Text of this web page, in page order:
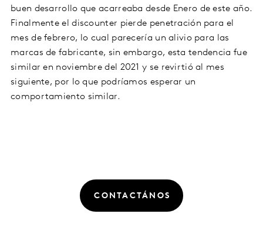
buen desarrollo que acarreaba desde Enero de este año.
Finalmente el discounter pierde penetración para el
mes de febrero, lo cual parecería un alivio para las
marcas de fabricante, sin embargo, esta tendencia fue
similar en noviembre del 2021 y se revirtió al mes
siguiente, por lo que podríamos esperar un
comportamiento similar.
CONTACTÁNOS